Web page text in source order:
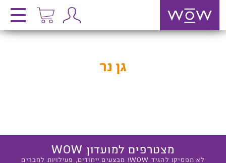
גן נר
מצטרפים למועדון WOW
לא תפסיקו להגיד WOW! מבצעים ייחודים, פעילויות לחברים